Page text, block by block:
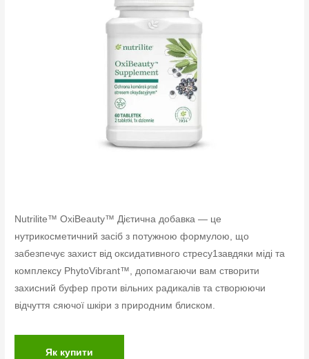
Nutrilite™ OxiBeauty™ Дієтична добавка — це
нутрикосметичний засіб з потужною формулою, що
забезпечує захист від оксидативного стресу1завдяки міді та
комплексу PhytoVibrant™, допомагаючи вам створити
захисний буфер проти вільних радикалів та створюючи
відчуття сяючої шкіри з природним блиском.
Як купити